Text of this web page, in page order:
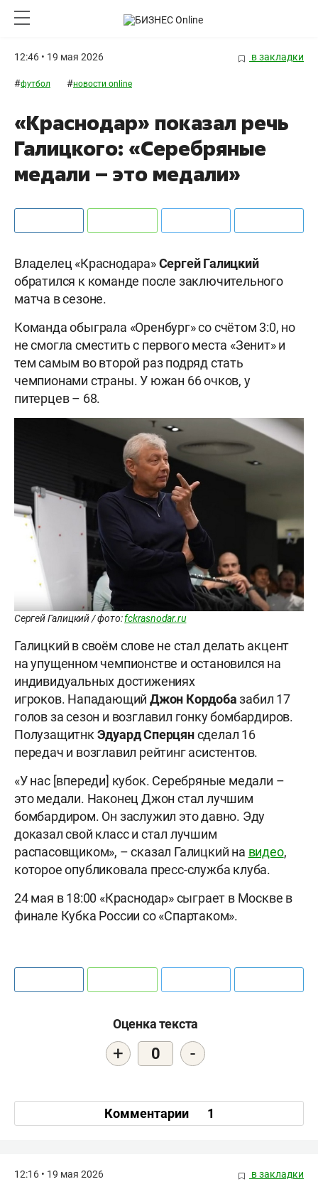
12:46 • 19 мая 2026 в закладки
#футбол #новости online
«Краснодар» показал речь
Галицкого: «Серебряные
медали – это медали»
Владелец «Краснодара»СергейГалицкий
обратился к команде после заключительного
матча в сезоне.
Команда обыграла «Оренбург» со счётом 3:0, но
не смогла сместить с первого места «Зенит» и
тем самым во второй раз подряд стать
чемпионами страны. У южан 66 очков, у
питерцев – 68.
Сергей Галицкий / фото:fckrasnodar.ru
Галицкий в своём слове не стал делать акцент
на упущенном чемпионстве и остановился на
индивидуальных достижениях
игроков. Нападающий Джон Кордобазабил 17
голов за сезон и возглавил гонку бомбардиров.
ПолузащитнкЭдуардСперцянсделал 16
передач и возглавил рейтинг асистентов.
«У нас [впереди] кубок. Серебряные медали –
это медали. Наконец Джон стал лучшим
бомбардиром. Он заслужил это давно. Эду
доказал свой класс и стал лучшим
распасовщиком», – сказал Галицкий на видео,
которое опубликовала пресс-служба клуба.
24 мая в 18:00 «Краснодар» сыграет в Москве в
финале Кубка России со «Спартаком».
Оценка текста
+ 0 -
Комментарии 1
12:16 • 19 мая 2026 в закладки